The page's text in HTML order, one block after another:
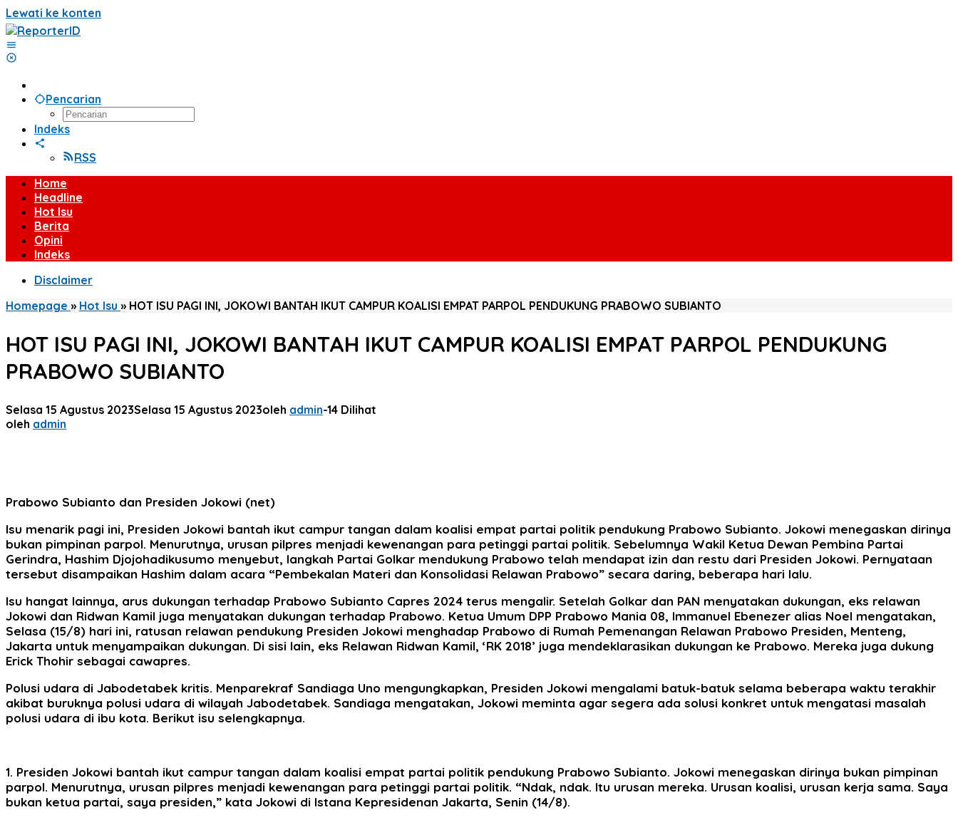
Lewati ke konten
Pencarian
Indeks
RSS
Home
Headline
Hot Isu
Berita
Opini
Indeks
Disclaimer
Homepage » Hot Isu » HOT ISU PAGI INI, JOKOWI BANTAH IKUT CAMPUR KOALISI EMPAT PARPOL PENDUKUNG PRABOWO SUBIANTO
HOT ISU PAGI INI, JOKOWI BANTAH IKUT CAMPUR KOALISI EMPAT PARPOL PENDUKUNG
PRABOWO SUBIANTO
Selasa 15 Agustus 2023Selasa 15 Agustus 2023oleh admin-14 Dilihat
oleh admin
Prabowo Subianto dan Presiden Jokowi (net)
Isu menarik pagi ini, Presiden Jokowi bantah ikut campur tangan dalam koalisi empat partai politik pendukung Prabowo Subianto. Jokowi menegaskan dirinya
bukan pimpinan parpol. Menurutnya, urusan pilpres menjadi kewenangan para petinggi partai politik. Sebelumnya Wakil Ketua Dewan Pembina Partai
Gerindra, Hashim Djojohadikusumo menyebut, langkah Partai Golkar mendukung Prabowo telah mendapat izin dan restu dari Presiden Jokowi. Pernyataan
tersebut disampaikan Hashim dalam acara “Pembekalan Materi dan Konsolidasi Relawan Prabowo” secara daring, beberapa hari lalu.
Isu hangat lainnya, arus dukungan terhadap Prabowo Subianto Capres 2024 terus mengalir. Setelah Golkar dan PAN menyatakan dukungan, eks relawan
Jokowi dan Ridwan Kamil juga menyatakan dukungan terhadap Prabowo. Ketua Umum DPP Prabowo Mania 08, Immanuel Ebenezer alias Noel mengatakan,
Selasa (15/8) hari ini, ratusan relawan pendukung Presiden Jokowi menghadap Prabowo di Rumah Pemenangan Relawan Prabowo Presiden, Menteng,
Jakarta untuk menyampaikan dukungan. Di sisi lain, eks Relawan Ridwan Kamil, ‘RK 2018’ juga mendeklarasikan dukungan ke Prabowo. Mereka juga dukung
Erick Thohir sebagai cawapres.
Polusi udara di Jabodetabek kritis. Menparekraf Sandiaga Uno mengungkapkan, Presiden Jokowi mengalami batuk-batuk selama beberapa waktu terakhir
akibat buruknya polusi udara di wilayah Jabodetabek. Sandiaga mengatakan, Jokowi meminta agar segera ada solusi konkret untuk mengatasi masalah
polusi udara di ibu kota. Berikut isu selengkapnya.
1. Presiden Jokowi bantah ikut campur tangan dalam koalisi empat partai politik pendukung Prabowo Subianto. Jokowi menegaskan dirinya bukan pimpinan
parpol. Menurutnya, urusan pilpres menjadi kewenangan para petinggi partai politik. “Ndak, ndak. Itu urusan mereka. Urusan koalisi, urusan kerja sama. Saya
bukan ketua partai, saya presiden,” kata Jokowi di Istana Kepresidenan Jakarta, Senin (14/8).